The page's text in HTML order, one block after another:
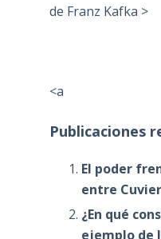
de Franz Kafka >
<a
Publicaciones
El poder
entre
¿En qué
ejemplo de